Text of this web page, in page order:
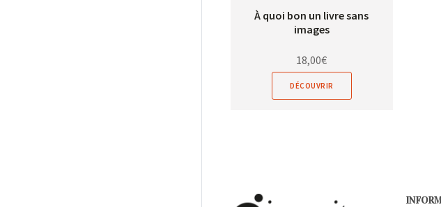
À quoi bon un livre sans
images
18,00€
DÉCOUVRIR